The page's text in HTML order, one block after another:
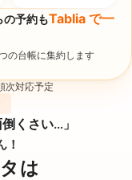
の予約もTablia で一
の台帳に集約します
次対応予定
くさい…」
！
は